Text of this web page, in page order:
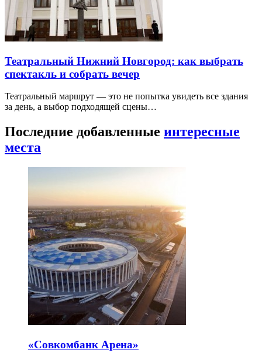
Театральный Нижний Новгород: как выбрать
спектакль и собрать вечер
Театральный маршрут — это не попытка увидеть все здания
за день, а выбор подходящей сцены…
Последние добавленные интересные
места
«Совкомбанк Арена⁠»